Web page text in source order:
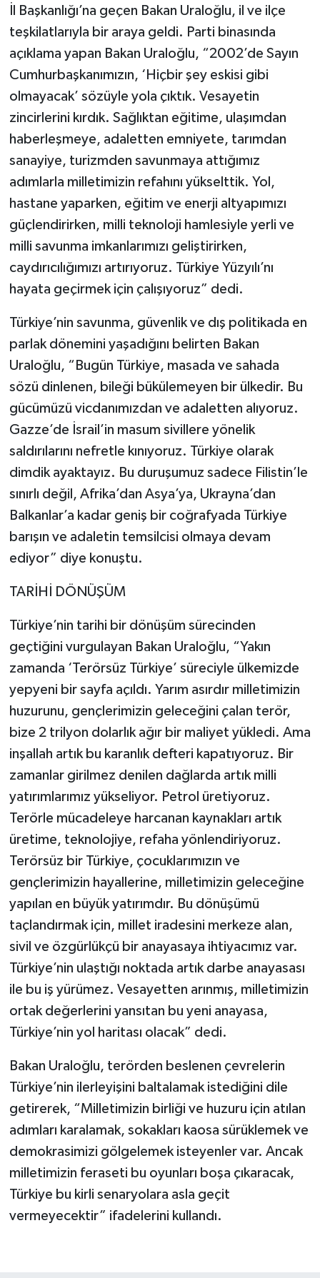
İl Başkanlığı’na geçen Bakan Uraloğlu, il ve ilçe
teşkilatlarıyla bir araya geldi. Parti binasında
açıklama yapan Bakan Uraloğlu, “2002’de Sayın
Cumhurbaşkanımızın, ‘Hiçbir şey eskisi gibi
olmayacak’ sözüyle yola çıktık. Vesayetin
zincirlerini kırdık. Sağlıktan eğitime, ulaşımdan
haberleşmeye, adaletten emniyete, tarımdan
sanayiye, turizmden savunmaya attığımız
adımlarla milletimizin refahını yükselttik. Yol,
hastane yaparken, eğitim ve enerji altyapımızı
güçlendirirken, milli teknoloji hamlesiyle yerli ve
milli savunma imkanlarımızı geliştirirken,
caydırıcılığımızı artırıyoruz. Türkiye Yüzyılı’nı
hayata geçirmek için çalışıyoruz” dedi.
Türkiye’nin savunma, güvenlik ve dış politikada en
parlak dönemini yaşadığını belirten Bakan
Uraloğlu, “Bugün Türkiye, masada ve sahada
sözü dinlenen, bileği bükülemeyen bir ülkedir. Bu
gücümüzü vicdanımızdan ve adaletten alıyoruz.
Gazze’de İsrail’in masum sivillere yönelik
saldırılarını nefretle kınıyoruz. Türkiye olarak
dimdik ayaktayız. Bu duruşumuz sadece Filistin’le
sınırlı değil, Afrika’dan Asya’ya, Ukrayna’dan
Balkanlar’a kadar geniş bir coğrafyada Türkiye
barışın ve adaletin temsilcisi olmaya devam
ediyor” diye konuştu.
TARİHİ DÖNÜŞÜM
Türkiye’nin tarihi bir dönüşüm sürecinden
geçtiğini vurgulayan Bakan Uraloğlu, “Yakın
zamanda ‘Terörsüz Türkiye’ süreciyle ülkemizde
yepyeni bir sayfa açıldı. Yarım asırdır milletimizin
huzurunu, gençlerimizin geleceğini çalan terör,
bize 2 trilyon dolarlık ağır bir maliyet yükledi. Ama
inşallah artık bu karanlık defteri kapatıyoruz. Bir
zamanlar girilmez denilen dağlarda artık milli
yatırımlarımız yükseliyor. Petrol üretiyoruz.
Terörle mücadeleye harcanan kaynakları artık
üretime, teknolojiye, refaha yönlendiriyoruz.
Terörsüz bir Türkiye, çocuklarımızın ve
gençlerimizin hayallerine, milletimizin geleceğine
yapılan en büyük yatırımdır. Bu dönüşümü
taçlandırmak için, millet iradesini merkeze alan,
sivil ve özgürlükçü bir anayasaya ihtiyacımız var.
Türkiye’nin ulaştığı noktada artık darbe anayasası
ile bu iş yürümez. Vesayetten arınmış, milletimizin
ortak değerlerini yansıtan bu yeni anayasa,
Türkiye’nin yol haritası olacak” dedi.
Bakan Uraloğlu, terörden beslenen çevrelerin
Türkiye’nin ilerleyişini baltalamak istediğini dile
getirerek, “Milletimizin birliği ve huzuru için atılan
adımları karalamak, sokakları kaosa sürüklemek ve
demokrasimizi gölgelemek isteyenler var. Ancak
milletimizin feraseti bu oyunları boşa çıkaracak,
Türkiye bu kirli senaryolara asla geçit
vermeyecektir” ifadelerini kullandı.